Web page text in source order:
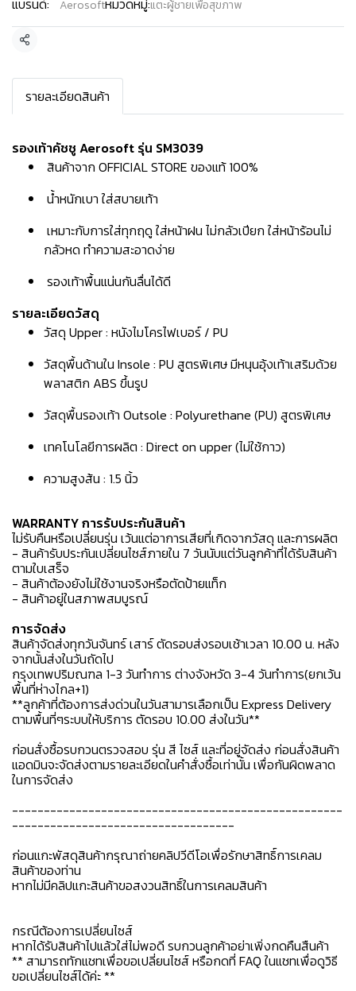
แบรนด์:
Aerosoftหมวดหมู่:แตะผู้ชายเพื่อสุขภาพ
แชร์
รายละเอียดสินค้า
รองเท้าคัชชู Aerosoft รุ่น SM3039
สินค้าจาก OFFICIAL STORE ของแท้ 100%
น้ำหนักเบา ใส่สบายเท้า
เหมาะกับการใส่ทุกฤดู ใส่หน้าฝน ไม่กลัวเปียก ใส่หน้าร้อนไม่
กลัวหด ทำความสะอาดง่าย
รองเท้าพื้นแน่นกันลื่นได้ดี
รายละเอียดวัสดุ
วัสดุ Upper : หนังไมโครไฟเบอร์ / PU
วัสดุพื้นด้านใน Insole : PU สูตรพิเศษ มีหนุนอุ้งเท้าเสริมด้วย
พลาสติก ABS ขึ้นรูป
วัสดุพื้นรองเท้า Outsole : Polyurethane (PU) สูตรพิเศษ
เทคโนโลยีการผลิต : Direct on upper (ไม่ใช้กาว)
ความสูงส้น : 1.5 นิ้ว
WARRANTY การรับประกันสินค้า
ไม่รับคืนหรือเปลี่ยนรุ่น เว้นแต่อาการเสียที่เกิดจากวัสดุ และการผลิต
- สินค้ารับประกันเปลี่ยนไซส์ภายใน 7 วันนับแต่วันลูกค้าที่ได้รับสินค้า
ตามใบเสร็จ
- สินค้าต้องยังไม่ใช้งานจริงหรือตัดป้ายแท็ก
- สินค้าอยู่ในสภาพสมบูรณ์
การจัดส่ง
สินค้าจัดส่งทุกวันจันทร์ เสาร์ ตัดรอบส่งรอบเช้าเวลา 10.00 น. หลัง
จากนั้นส่งในวันถัดไป
กรุงเทพปริมณฑล 1-3 วันทำการ ต่างจังหวัด 3-4 วันทำการ(ยกเว้น
พื้นที่ห่างไกล+1)
**ลูกค้าที่ต้องการส่งด่วนในวันสามารเลือกเป็น Express Delivery
ตามพื้นที่ๆระบบให้บริการ ตัดรอบ 10.00 ส่งในวัน**
ก่อนสั่งซื้อรบกวนตรวจสอบ รุ่น สี ไซส์ และที่อยู่จัดส่ง ก่อนสั่งสินค้า
แอดมินจะจัดส่งตามรายละเอียดในคำสั่งซื้อเท่านั้น เพื่อกันผิดพลาด
ในการจัดส่ง
----------------------------------------------------
-----------------------------------
ก่อนแกะพัสดุสินค้ากรุณาถ่ายคลิปวีดีโอเพื่อรักษาสิทธิ์การเคลม
สินค้าของท่าน
หากไม่มีคลิปแกะสินค้าขอสงวนสิทธิ์ในการเคลมสินค้า
กรณีต้องการเปลี่ยนไซส์
หากได้รับสินค้าไปแล้วใส่ไม่พอดี รบกวนลูกค้าอย่าเพิ่งกดคืนสืนค้า
** สามารถทักแชทเพื่อขอเปลี่ยนไซส์ หรือกดที่ FAQ ในแชทเพื่อดูวิธี
ขอเปลี่ยนไซส์ได้ค่ะ **